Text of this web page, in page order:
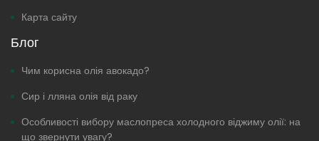
Карта сайту
Блог
Чим корисна олія авокадо?
Сир і лляна олія від раку
Особливості вибору маслопреса холодного віджиму олії: на
що звернути увагу?